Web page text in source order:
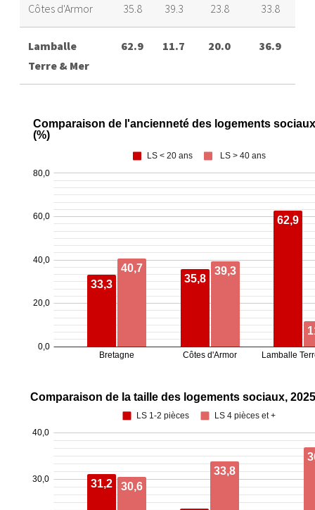
Côtes d'Armor 35.8 39.3 23.8 33.8
Lamballe
Terre & Mer
62.9 11.7 20.0 36.9